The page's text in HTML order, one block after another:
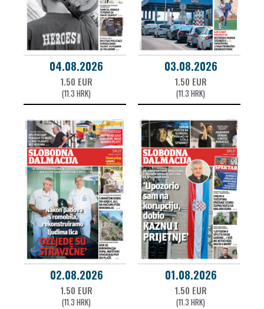
04.08.2026
1.50 EUR
(11.3 HRK)
03.08.2026
1.50 EUR
(11.3 HRK)
02.08.2026
1.50 EUR
(11.3 HRK)
01.08.2026
1.50 EUR
(11.3 HRK)